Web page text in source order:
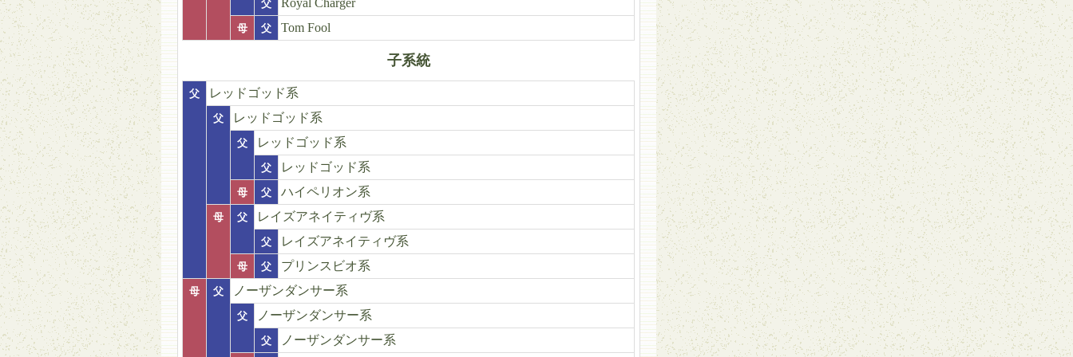
父
母 父 Tom Fool
子系統
父 レッドゴッド系
父 レッドゴッド系
父 レッドゴッド系
父 レッドゴッド系
母 父 ハイペリオン系
母 父 レイズアネイティヴ系
父 レイズアネイティヴ系
母 父 プリンスビオ系
母 父 ノーザンダンサー系
父 ノーザンダンサー系
父 ノーザンダンサー系